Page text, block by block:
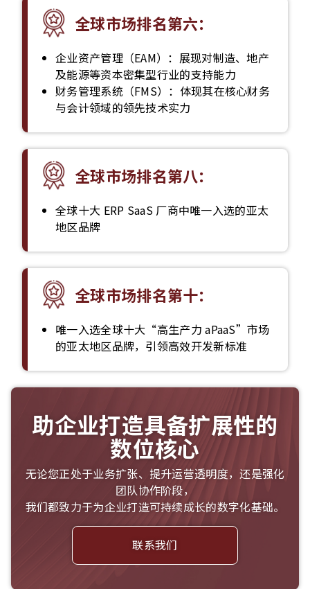
全球市场排名第六：
企业资产管理（EAM）：展现对制造、地产
及能源等资本密集型行业的支持能力
财务管理系统（FMS）：体现其在核心财务
与会计领域的领先技术实力
全球市场排名第八：
全球十大 ERP SaaS 厂商中唯一入选的亚太
地区品牌
全球市场排名第十：
唯一入选全球十大“高生产力 aPaaS”市场
的亚太地区品牌，引领高效开发新标准
助企业打造具备扩展性的
数位核心
无论您正处于业务扩张、提升运营透明度，还是强化
团队协作阶段，
我们都致力于为企业打造可持续成长的数字化基础。
联系我们